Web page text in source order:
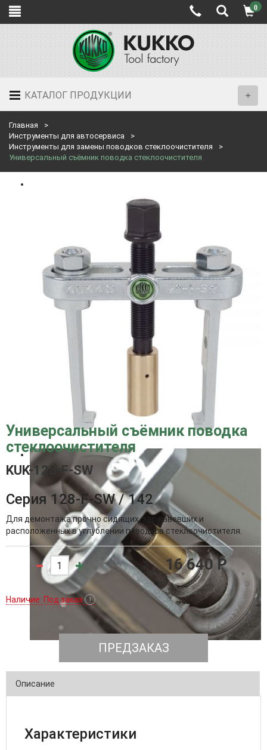
0
КАТАЛОГ ПРОДУКЦИИ
Главная
Инструменты для автосервиса
Инструменты для замены поводков стеклоочистителя
Универсальный съёмник поводка стеклоочистителя
Универсальный съёмник поводка
стеклоочистителя
KUK-128-F-SW
Серия 128-F-SW / 142
Для демонтажа прочно сидящих, заржавевших и
расположенных в углублении поводков стеклоочистителя.
16 640 P
Наличие: Под заказ !
ПРЕДЗАКАЗ
Описание
Характеристики